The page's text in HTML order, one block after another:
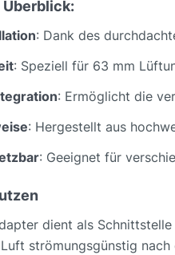
Überblick:
: Dank des
: Speziell für 63 mm
: Ermöglicht die
: Hergestellt aus
: Geeignet für
dient als
strömungsgünstig